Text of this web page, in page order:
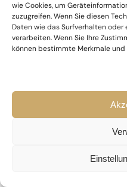
wie Cookies, um
zuzugreifen. Wenn Sie diesen
Daten wie das Surfverhalten
verarbeiten. Wenn Sie Ihre
können bestimmte Merkmale